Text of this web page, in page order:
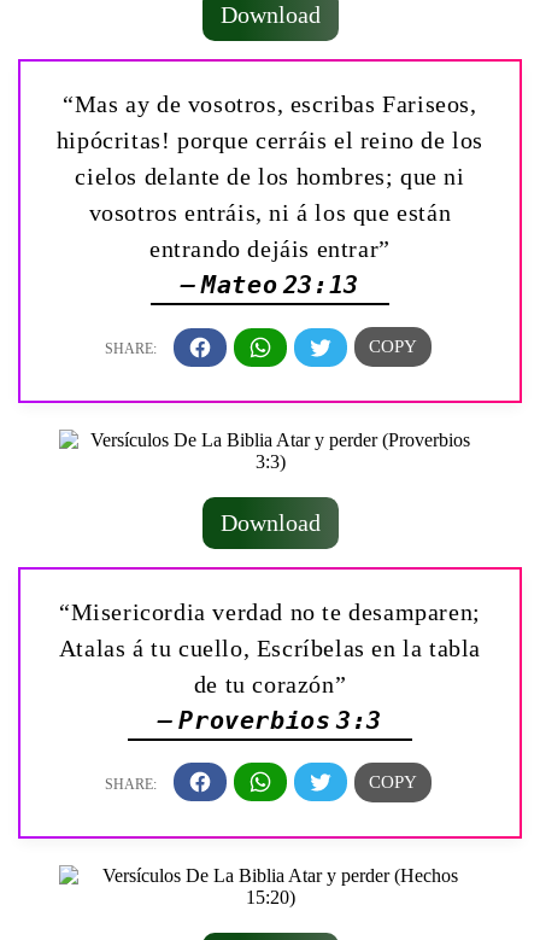
Download
“Mas ­ay de vosotros, escribas Fariseos,
hipócritas! porque cerráis el reino de los
cielos delante de los hombres; que ni
vosotros entráis, ni á los que están
entrando dejáis entrar”
— Mateo 23:13
Download
“Misericordia verdad no te desamparen;
Atalas á tu cuello, Escríbelas en la tabla
de tu corazón”
— Proverbios 3:3